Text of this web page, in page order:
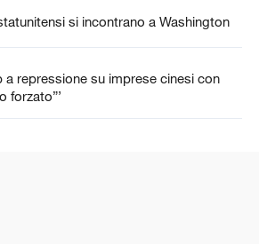
si incontrano a Washington
a repressione su imprese cinesi con
forzato”’